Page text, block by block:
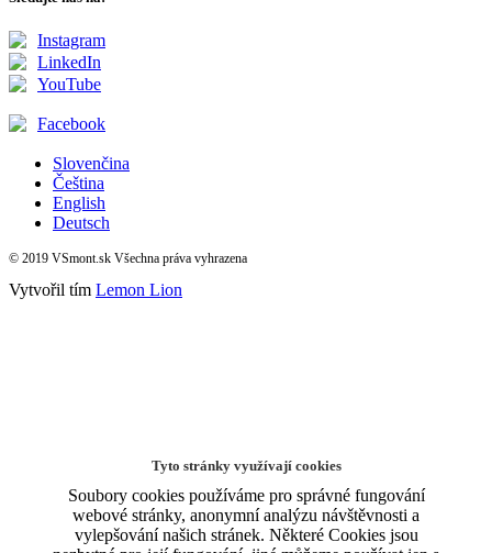
Instagram
LinkedIn
YouTube
Facebook
Slovenčina
Čeština
English
Deutsch
© 2019 VSmont.sk Všechna práva vyhrazena
Vytvořil tím Lemon Lion
Tyto stránky využívají cookies
Soubory cookies používáme pro správné fungování
webové stránky, anonymní analýzu návštěvnosti a
vylepšování našich stránek. Některé Cookies jsou